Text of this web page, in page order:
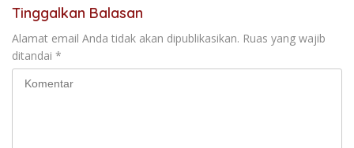
Tinggalkan Balasan
Alamat email Anda tidak akan dipublikasikan. Ruas yang wajib
ditandai *